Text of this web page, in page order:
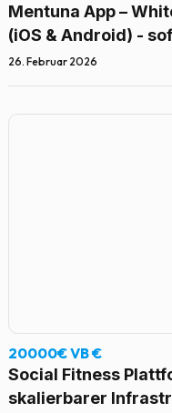
Mentuna App –
(iOS & Android) -
26. Februar 2026
20000€ VB €
Social Fitness
skalierbarer